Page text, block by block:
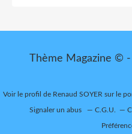
Thème Magazine ©
Voir le profil de Renaud SOYER sur le
Signaler un abus C.G.U.